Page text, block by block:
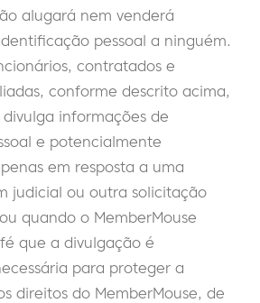
alugará nem venderá
pessoal a ninguém.
contratados e
conforme descrito acima,
informações de
e potencialmente
em resposta a uma
judicial ou outra solicitação
quando o MemberMouse
que a divulgação é
para proteger a
direitos do MemberMouse, de